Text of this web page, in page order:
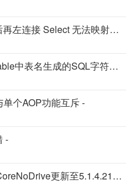
[SqlSugar] 导航查询后再左连接 Select 无法映射出导航查询出来的二级实体 -
[SqlSugar] Subqueryable中表名生成的SQL字符串未按照SugarTable特性的表名来生成 -
个AOP功能互斥 -
-
[SqlSugar] SqlSugarCoreNoDrive更新至5.1.4.213后sqlite无法更新 -